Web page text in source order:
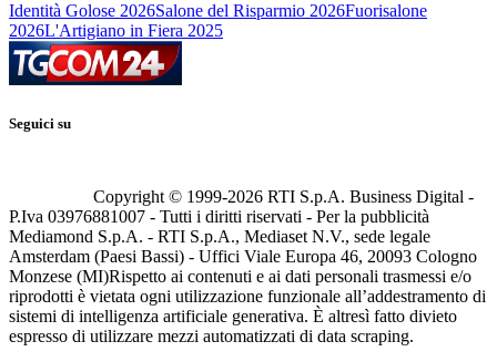
Identità Golose 2026Salone del Risparmio 2026Fuorisalone
2026L'Artigiano in Fiera 2025
Seguici su
Copyright © 1999-2026 RTI S.p.A. Business Digital -
P.Iva 03976881007 - Tutti i diritti riservati - Per la pubblicità
Mediamond S.p.A. - RTI S.p.A., Mediaset N.V., sede legale
Amsterdam (Paesi Bassi) - Uffici Viale Europa 46, 20093 Cologno
Monzese (MI)Rispetto ai contenuti e ai dati personali trasmessi e/o
riprodotti è vietata ogni utilizzazione funzionale all’addestramento di
sistemi di intelligenza artificiale generativa. È altresì fatto divieto
espresso di utilizzare mezzi automatizzati di data scraping.